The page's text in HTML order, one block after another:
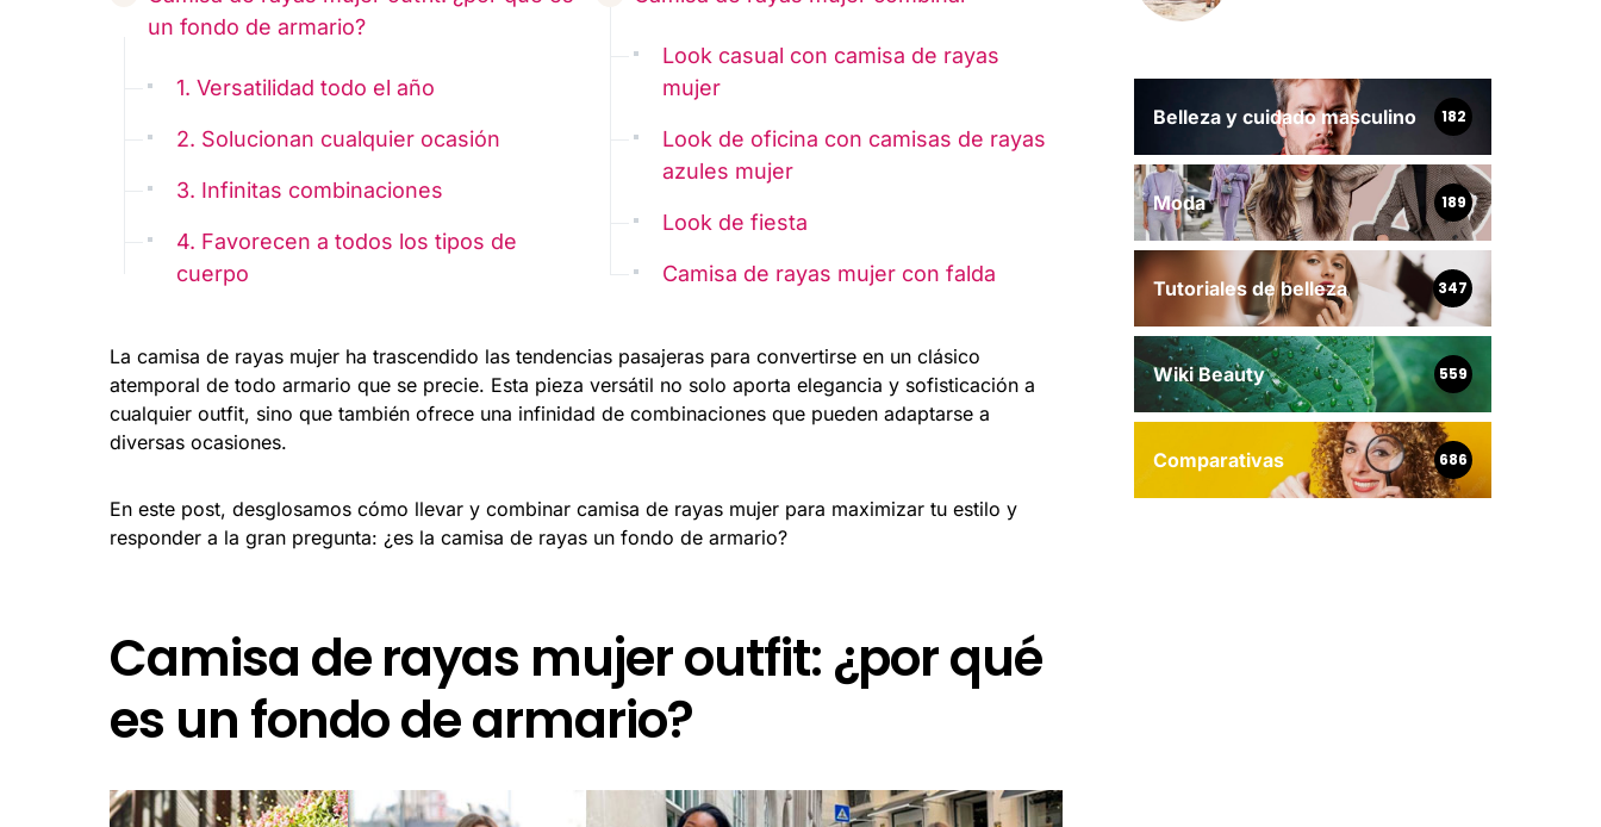
un fondo de armario?
1. Versatilidad todo el año
2. Solucionan cualquier ocasión
3. Infinitas combinaciones
4. Favorecen a todos los tipos de
cuerpo
Look casual con camisa de rayas
mujer
Look de oficina con camisas de rayas
azules mujer
Look de fiesta
Camisa de rayas mujer con falda
La camisa de rayas mujer ha trascendido las tendencias pasajeras para convertirse en un clásico
atemporal de todo armario que se precie. Esta pieza versátil no solo aporta elegancia y sofisticación a
cualquier outfit, sino que también ofrece una infinidad de combinaciones que pueden adaptarse a
diversas ocasiones.
En este post, desglosamos cómo llevar y combinar camisa de rayas mujer para maximizar tu estilo y
responder a la gran pregunta: ¿es la camisa de rayas un fondo de armario?
Camisa de rayas mujer outfit: ¿por qué
es un fondo de armario?
Belleza y cuidado masculino 182
Moda 189
Tutoriales de belleza 347
Wiki Beauty 559
Comparativas 686